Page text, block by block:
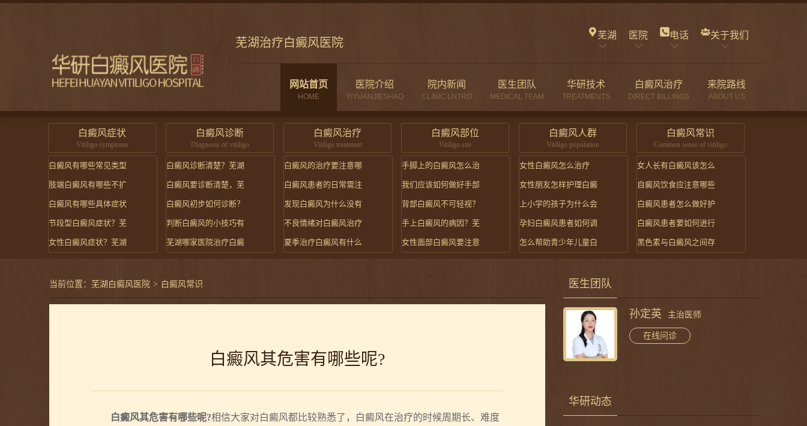
芜湖治疗白癜风医院
网站首页
HOME
医院介绍
YIYUANJIESHAO
院内新闻
CLINIC LNTRO
医生团队
MEDICAL TEAM
华研技术
TREATMENTS
白癜风治疗
DIRECT BILLINGS
来院路线
ABOUT US
芜湖 医院 电话 关于我们
白癜风症状
Vitiligo symptoms
白癜风有哪些常见类型
肢端白癜风有哪些不扩
白癜风有哪些具体症状
节段型白癜风症状？芜
女性白癜风症状？芜湖
白癜风诊断
Diagnosis of vitiligo
白癜风诊断清楚？芜湖
白癜风要诊断清楚，芜
白癜风初步如何诊断？
判断白癜风的小技巧有
芜湖哪家医院治疗白癜
白癜风治疗
Vitiligo treatment
白癜风的治疗要注意哪
白癜风患者的日常需注
发现白癜风为什么没有
不良情绪对白癜风治疗
夏季治疗白癜风有什么
白癜风部位
Vitiligo site
手脚上的白癜风怎么治
我们应该如何做好手部
背部白癜风不可轻视？
手上白癜风的病因？芜
女性面部白癜风要注意
白癜风人群
Vitiligo population
女性白癜风怎么治疗
女性朋友怎样护理白癜
上小学的孩子为什么会
孕妇白癜风患者如何调
怎么帮助青少年儿童白
白癜风常识
Common sense of vitiligo
女人长有白癜风该怎么
自癜风饮食应注意哪些
白癜风患者怎么做好护
白癜风患者要如何进行
黑色素与白癜风之间存
当前位置： 芜湖白癜风医院 > 白癜风常识
白癜风其危害有哪些呢?
白癜风其危害有哪些呢?相信大家对白癜风都比较熟悉了，白癜风在治疗的时候周期长、难度
医生团队
高汝辉 主治医师
在线问诊
华研动态